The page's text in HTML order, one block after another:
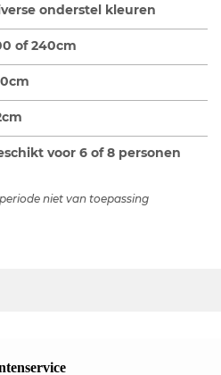
onderstel kleuren
of 240cm
voor 6 of 8 personen
niet van toepassing